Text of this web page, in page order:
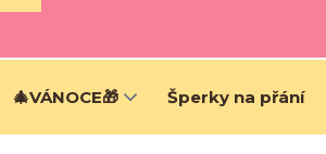
🎄VÁNOCE🎁 Šperky na přání